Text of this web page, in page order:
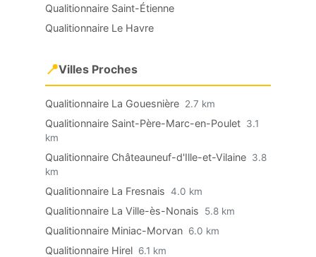
Qualitionnaire Saint-Étienne
Qualitionnaire Le Havre
📍Villes Proches
Qualitionnaire La Gouesnière 2.7 km
Qualitionnaire Saint-Père-Marc-en-Poulet 3.1
km
Qualitionnaire Châteauneuf-d'Ille-et-Vilaine 3.8
km
Qualitionnaire La Fresnais 4.0 km
Qualitionnaire La Ville-ès-Nonais 5.8 km
Qualitionnaire Miniac-Morvan 6.0 km
Qualitionnaire Hirel 6.1 km